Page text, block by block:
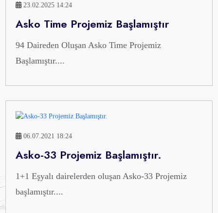
23.02.2025 14:24
Asko Time Projemiz Başlamıştır
94 Daireden Oluşan Asko Time Projemiz
Başlamıştır....
06.07.2021 18:24
Asko-33 Projemiz Başlamıştır.
1+1 Eşyalı dairelerden oluşan Asko-33 Projemiz
başlamıştır....